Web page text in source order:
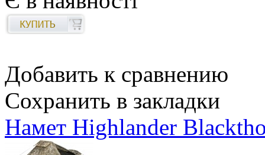
Добавить к сравнению
Сохранить в закладки
Намет Highlander